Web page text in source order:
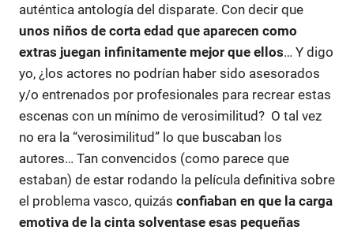
auténtica antología del disparate. Con decir que
unos niños de corta edad que aparecen como
extras juegan infinitamente mejor que ellos… Y digo
yo, ¿los actores no podrían haber sido asesorados
y/o entrenados por profesionales para recrear estas
escenas con un mínimo de verosimilitud? O tal vez
no era la “verosimilitud” lo que buscaban los
autores… Tan convencidos (como parece que
estaban) de estar rodando la película definitiva sobre
el problema vasco, quizás confiaban en que la carga
emotiva de la cinta solventase esas pequeñas